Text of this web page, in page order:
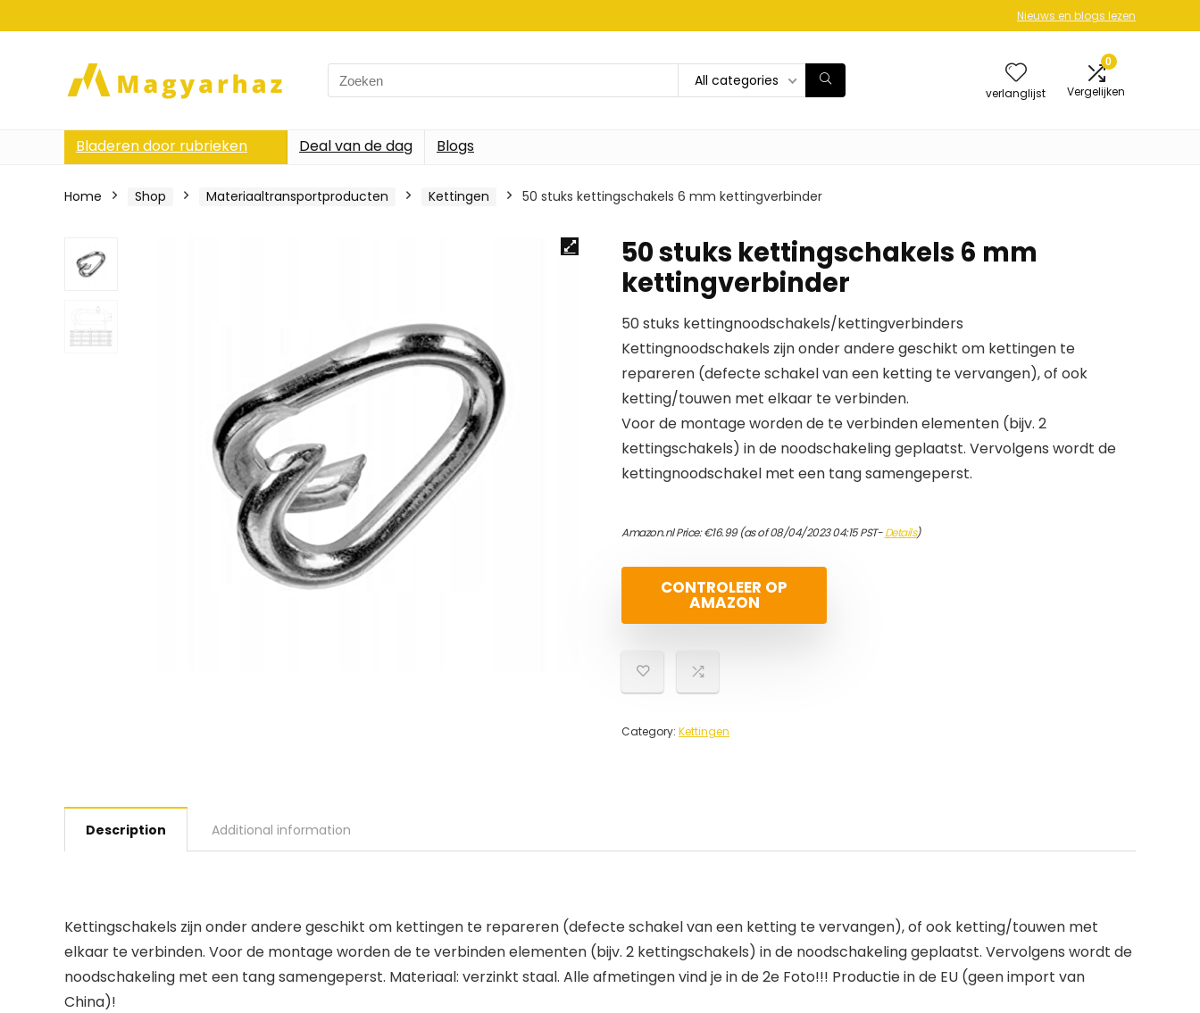
Nieuws en blogs lezen
Search
for:
All categories
verlanglijst
0
Vergelijken
Bladeren door rubrieken Deal van de dag Blogs
Home Shop Materiaaltransportproducten Kettingen 50 stuks kettingschakels 6 mm kettingverbinder
50 stuks kettingschakels 6 mm
kettingverbinder
50 stuks kettingnoodschakels/kettingverbinders
Kettingnoodschakels zijn onder andere geschikt om kettingen te
repareren (defecte schakel van een ketting te vervangen), of ook
ketting/touwen met elkaar te verbinden.
Voor de montage worden de te verbinden elementen (bijv. 2
kettingschakels) in de noodschakeling geplaatst. Vervolgens wordt de
kettingnoodschakel met een tang samengeperst.
Amazon.nl Price:€16.99(as of 08/04/2023 04:15 PST-Details)
CONTROLEER OP
AMAZON
Category: Kettingen
Description Additional information
Kettingschakels zijn onder andere geschikt om kettingen te repareren (defecte schakel van een ketting te vervangen), of ook ketting/touwen met
elkaar te verbinden. Voor de montage worden de te verbinden elementen (bijv. 2 kettingschakels) in de noodschakeling geplaatst. Vervolgens wordt de
noodschakeling met een tang samengeperst. Materiaal: verzinkt staal. Alle afmetingen vind je in de 2e Foto!!! Productie in de EU (geen import van
China)!